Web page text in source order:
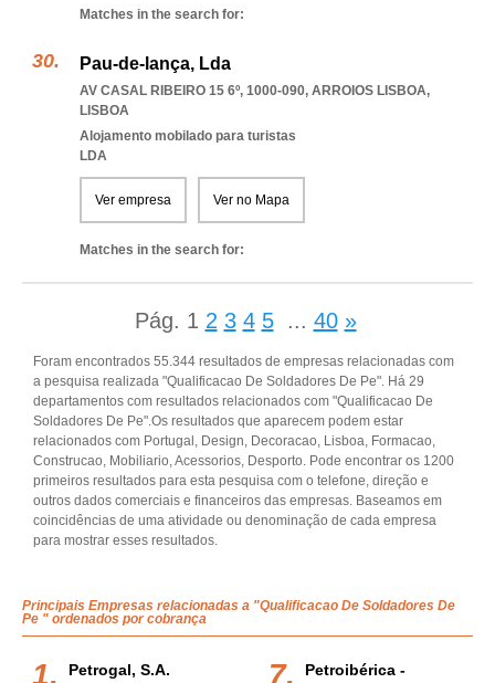
Matches in the search for:
Pau-de-lança, Lda
AV CASAL RIBEIRO 15 6º, 1000-090, ARROIOS LISBOA,
LISBOA
Alojamento mobilado para turistas
LDA
Ver empresa Ver no Mapa
Matches in the search for:
Pág. 1 2 3 4 5 ... 40 »
Foram encontrados 55.344 resultados de empresas relacionadas com
a pesquisa realizada "Qualificacao De Soldadores De Pe". Há 29
departamentos com resultados relacionados com "Qualificacao De
Soldadores De Pe".Os resultados que aparecem podem estar
relacionados com Portugal, Design, Decoracao, Lisboa, Formacao,
Construcao, Mobiliario, Acessorios, Desporto. Pode encontrar os 1200
primeiros resultados para esta pesquisa com o telefone, direção e
outros dados comerciais e financeiros das empresas. Baseamos em
coincidências de uma atividade ou denominação de cada empresa
para mostrar esses resultados.
Principais Empresas relacionadas a "Qualificacao De Soldadores De
Pe " ordenados por cobrança
Petrogal, S.a.
Petroibérica -